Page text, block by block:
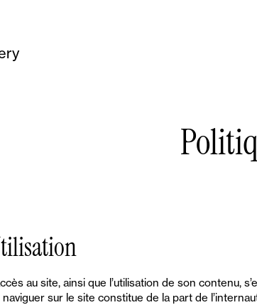
au site, ainsi que l’utilisation de son contenu,
naviguer sur le site constitue de la part de